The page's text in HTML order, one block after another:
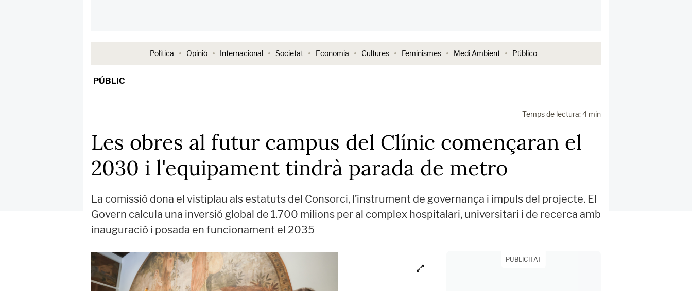
Política Opinió Internacional Societat Economia Cultures Feminismes Medi Ambient Público
PÚBLIC
Temps de lectura: 4 min
Les obres al futur campus del Clínic començaran el
2030 i l'equipament tindrà parada de metro
La comissió dona el vistiplau als estatuts del Consorci, l’instrument de governança i impuls del projecte. El
Govern calcula una inversió global de 1.700 milions per al complex hospitalari, universitari i de recerca amb
inauguració i posada en funcionament el 2035
PUBLICITAT